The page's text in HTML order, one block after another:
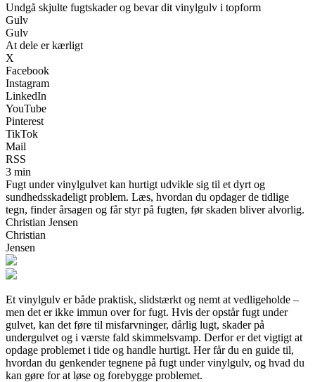
Undgå skjulte fugtskader og bevar dit vinylgulv i topform
Gulv
Gulv
At dele er kærligt
X
Facebook
Instagram
LinkedIn
YouTube
Pinterest
TikTok
Mail
RSS
3 min
Fugt under vinylgulvet kan hurtigt udvikle sig til et dyrt og
sundhedsskadeligt problem. Læs, hvordan du opdager de tidlige
tegn, finder årsagen og får styr på fugten, før skaden bliver alvorlig.
Christian Jensen
Christian
Jensen
Et vinylgulv er både praktisk, slidstærkt og nemt at vedligeholde –
men det er ikke immun over for fugt. Hvis der opstår fugt under
gulvet, kan det føre til misfarvninger, dårlig lugt, skader på
undergulvet og i værste fald skimmelsvamp. Derfor er det vigtigt at
opdage problemet i tide og handle hurtigt. Her får du en guide til,
hvordan du genkender tegnene på fugt under vinylgulv, og hvad du
kan gøre for at løse og forebygge problemet.